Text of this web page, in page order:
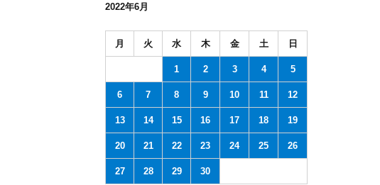
2022年6月
月 火 水 木 金 土 日
1 2 3 4 5
6 7 8 9 10 11 12
13 14 15 16 17 18 19
20 21 22 23 24 25 26
27 28 29
30